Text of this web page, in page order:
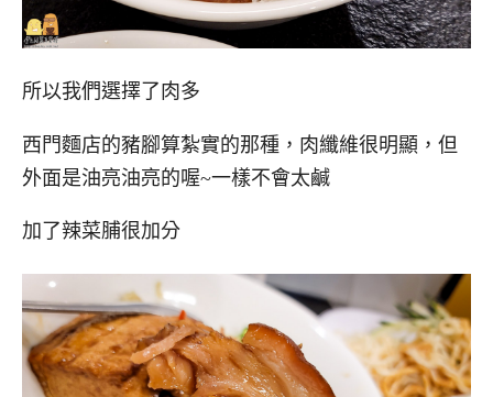
所以我們選擇了肉多
西門麵店的豬腳算紮實的那種，肉纖維很明顯，但
外面是油亮油亮的喔~一樣不會太鹹
加了辣菜脯很加分